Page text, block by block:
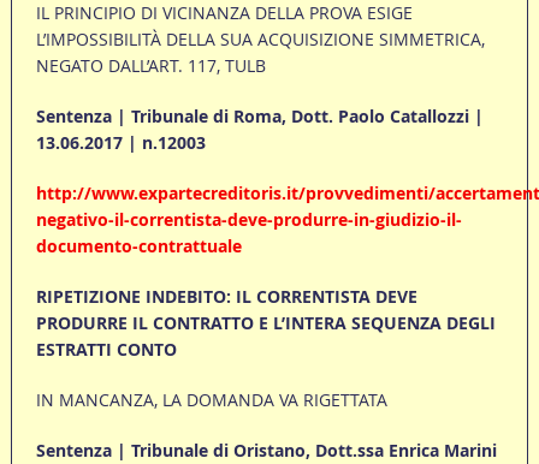
IL PRINCIPIO DI VICINANZA DELLA PROVA ESIGE
L’IMPOSSIBILITÀ DELLA SUA ACQUISIZIONE SIMMETRICA,
NEGATO DALL’ART. 117, TULB
Sentenza | Tribunale di Roma, Dott. Paolo Catallozzi |
13.06.2017 | n.12003
http://www.expartecreditoris.it/provvedimenti/
negativo-il-correntista-deve-produrre-in-giudizio-il-
documento-contrattuale
RIPETIZIONE INDEBITO: IL CORRENTISTA DEVE
PRODURRE IL CONTRATTO E L’INTERA SEQUENZA DEGLI
ESTRATTI CONTO
IN MANCANZA, LA DOMANDA VA RIGETTATA
Sentenza | Tribunale di Oristano, Dott.ssa Enrica Marini